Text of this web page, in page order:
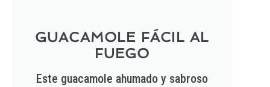
GUACAMOLE FÁCIL AL
FUEGO
Este guacamole ahumado y sabroso